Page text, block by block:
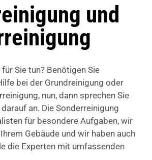
und
Sie tun? Benötigen Sie
bei der Grundreinigung oder
nun, dann sprechen Sie
an. Die Sonderreinigung
für besondere Aufgaben, wir
Gebäude und wir haben auch
die Experten mit umfassenden